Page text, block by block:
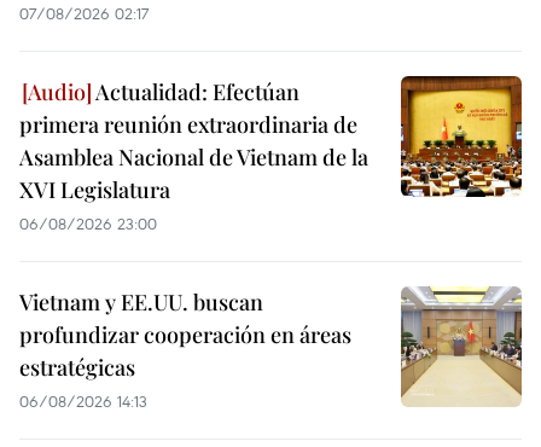
07/08/2026 02:17
Actualidad: Efectúan
primera reunión extraordinaria de
Asamblea Nacional de Vietnam de la
XVI Legislatura
06/08/2026 23:00
Vietnam y EE.UU. buscan
profundizar cooperación en áreas
estratégicas
06/08/2026 14:13